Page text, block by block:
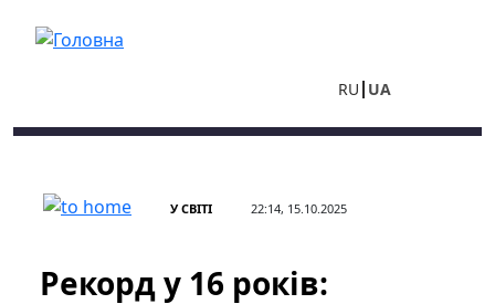
RU UA
У СВІТІ 22:14, 15.10.2025
Рекорд у 16 років: